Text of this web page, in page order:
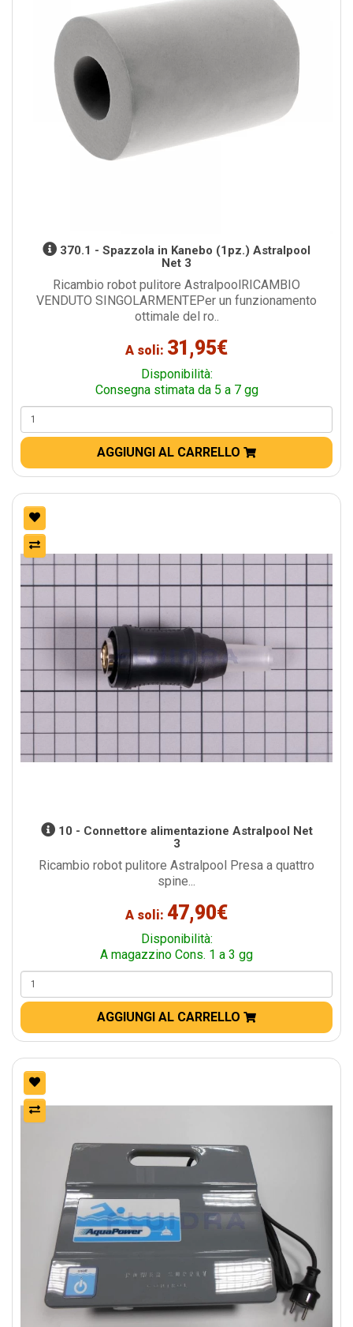
370.1 - Spazzola in Kanebo (1pz.) Astralpool
Net 3
Ricambio robot pulitore AstralpoolRICAMBIO
VENDUTO SINGOLARMENTEPer un funzionamento
ottimale del ro..
A soli: 31,95€
Disponibilità:
Consegna stimata da 5 a 7 gg
AGGIUNGI AL CARRELLO
10 - Connettore alimentazione Astralpool Net
3
Ricambio robot pulitore Astralpool Presa a quattro
spine...
A soli: 47,90€
Disponibilità:
A magazzino Cons. 1 a 3 gg
AGGIUNGI AL CARRELLO